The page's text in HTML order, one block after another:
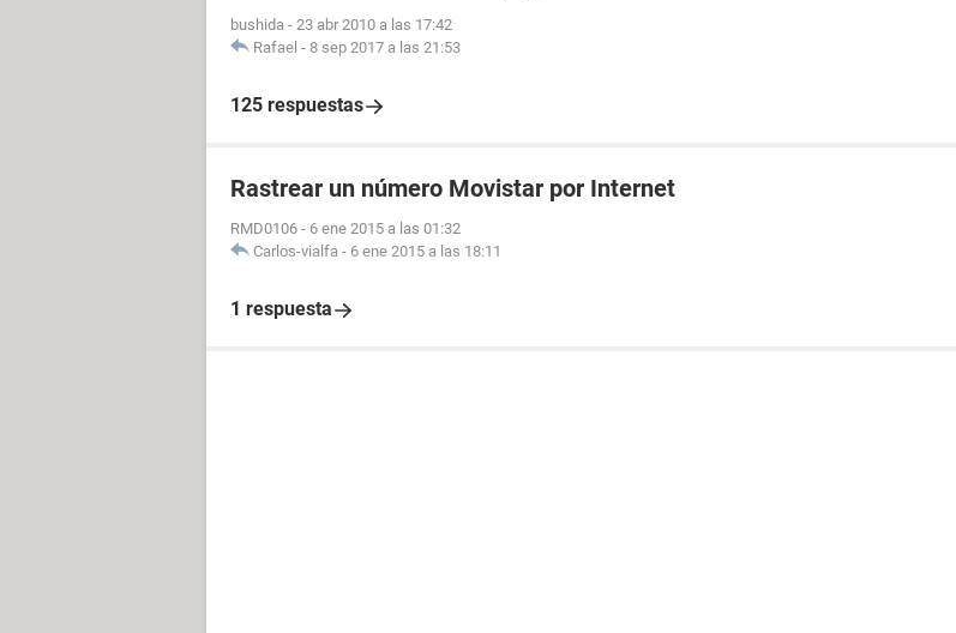
bushida - 23 abr 2010 a las 17:42
Rafael - 8 sep 2017 a las 21:53
125 respuestas
Rastrear un número Movistar por Internet
RMD0106 - 6 ene 2015 a las 01:32
Carlos-vialfa - 6 ene 2015 a las 18:11
1 respuesta